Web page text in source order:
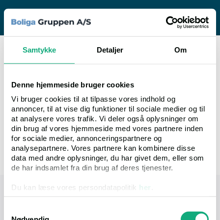
Samtykke Detaljer Om
Denne hjemmeside bruger cookies
Vi bruger cookies til at tilpasse vores indhold og
annoncer, til at vise dig funktioner til sociale medier og til
at analysere vores trafik. Vi deler også oplysninger om
din brug af vores hjemmeside med vores partnere inden
for sociale medier, annonceringspartnere og
analysepartnere. Vores partnere kan kombinere disse
data med andre oplysninger, du har givet dem, eller som
de har indsamlet fra din brug af deres tjenester.
Du kan læse vores persondatapolitik her
tvangsauktioner.dk
Danmarks største tvangsauktionssite
Terms and conditions – Customers
tvangsauktioner.dk